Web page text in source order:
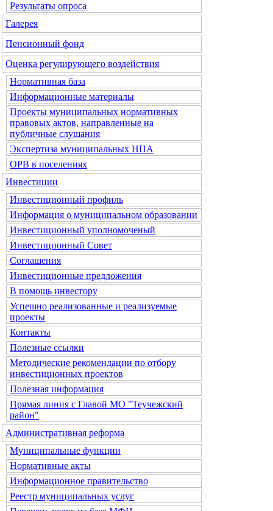
Результаты опроса
Галерея
Пенсионный фонд
Оценка регулирующего воздействия
Нормативная база
Информационные материалы
Проекты муниципальных нормативных
правовых актов, направленные на
публичные слушания
Экспертиза муниципальных НПА
ОРВ в поселениях
Инвестиции
Инвестиционный профиль
Информация о муниципальном образовании
Инвестиционный уполномоченый
Инвестиционный Совет
Соглашения
Инвестиционные предложения
В помощь инвестору
Успешно реализованные и реализуемые
проекты
Контакты
Полезные ссылки
Методические рекомендации по отбору
инвестиционных проектов
Полезная информация
Прямая линия с Главой МО "Теучежский
район"
Административная реформа
Муниципальные функции
Нормативные акты
Информационное правительство
Реестр муниципальных услуг